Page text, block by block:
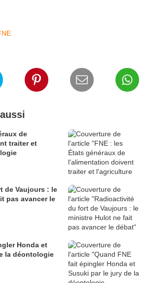
de
traiter et
de Vaujours : le
pas avancer le
Honda et
la déontologie